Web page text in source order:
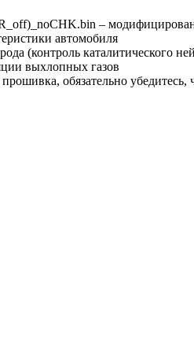
–
автомобиля
(контроль каталитического
выхлопных газов
обязательно